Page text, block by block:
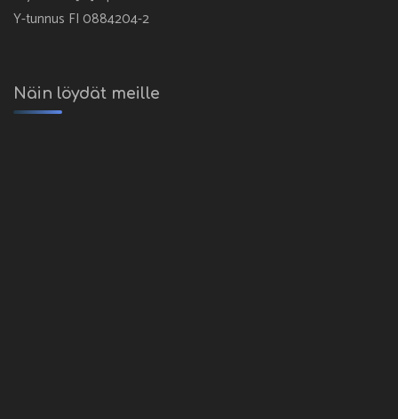
Y-tunnus FI 0884204-2
Näin löydät meille